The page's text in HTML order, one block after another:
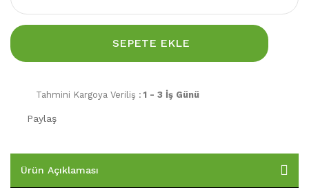
SEPETE EKLE
Tahmini Kargoya Veriliş : 1 - 3 İş Günü
Paylaş
Ürün Açıklaması